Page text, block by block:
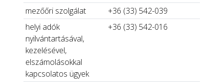
mezőőri szolgálat
+36 (33) 542-039
helyi adók
nyilvántartásával,
kezelésével,
elszámolásokkal
kapcsolatos ügyek
+36 (33) 542-016